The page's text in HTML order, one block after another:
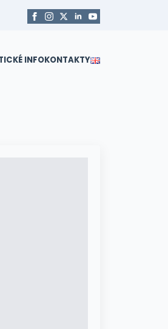
INFOKONTAKTY